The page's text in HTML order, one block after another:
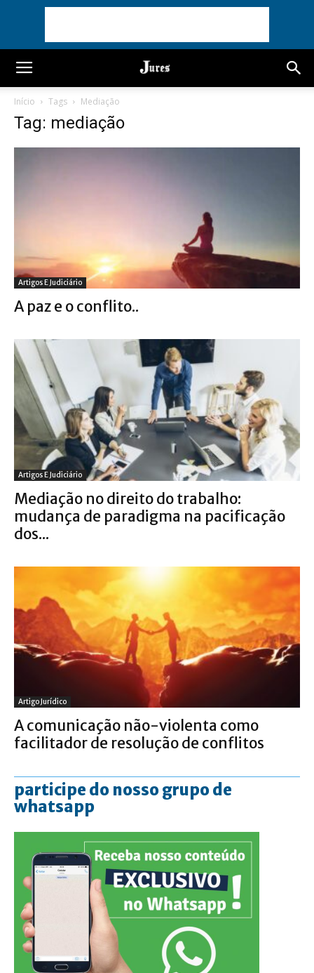
Início Tags Mediação
Tag: mediação
Artigos E Judiciário
A paz e o conflito..
Artigos E Judiciário
Mediação no direito do trabalho:
mudança de paradigma na pacificação
dos...
Artigo Jurídico
A comunicação não-violenta como
facilitador de resolução de conflitos
participe do nosso grupo de
whatsapp